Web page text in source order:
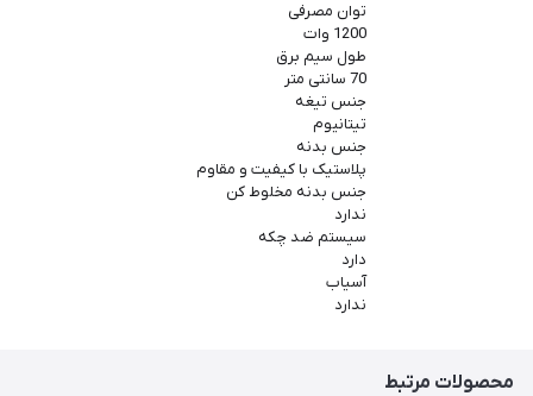
توان مصرفی
1200 وات
طول سیم برق
70 سانتی متر
جنس تیغه
تیتانیوم
جنس بدنه
پلاستیک با کیفیت و مقاوم
جنس بدنه مخلوط کن
ندارد
سیستم ضد چکه
دارد
آسیاب
ندارد
محصولات مرتبط